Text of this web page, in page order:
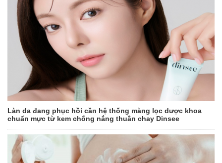
Làn da đang phục hồi cần hệ thống màng lọc dược khoa
chuẩn mực từ kem chống nắng thuần chay Dinsee